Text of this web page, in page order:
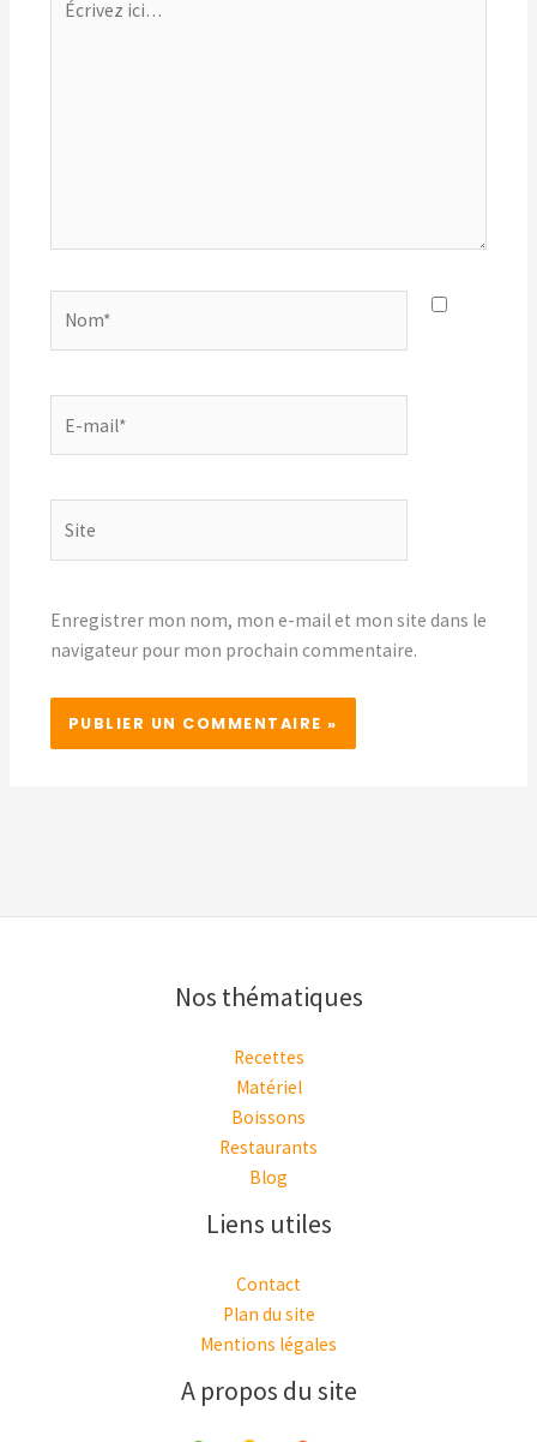
ici…
mail*
Enregistrer mon nom, mon e-mail et mon site dans le
navigateur pour mon prochain commentaire.
Nos thématiques
Recettes
Matériel
Boissons
Restaurants
Blog
Liens utiles
Contact
Plan du site
Mentions légales
A propos du site